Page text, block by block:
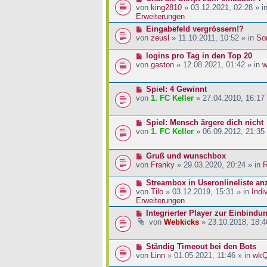
a
g
i
t
r
a
g
r
B
e
t
r
a
g
e
u
e
B
e
t
a
g
von king2810 » 03.12.2021, 02:28 » in
Erweiterungen
N
e
e
r
e
t
a
g
Eingabefeld vergrössern!?
von zeusl » 11.10.2011, 10:52 » in
N
e
e
B
i
r
g
logins pro Tag in den Top 20
von gaston » 12.08.2021, 01:42 » in
N
e
e
B
i
r
a
g
Spiel: 4 Gewinnt
von 1. FC Keller » 27.04.2010, 16:17
N
e
e
B
e
t
r
a
g
Spiel: Mensch ärgere dich nicht
von 1. FC Keller » 06.09.2012, 21:35
N
e
e
r
B
e
t
a
g
Gruß und wunschbox
von Franky » 29.03.2020, 20:24 » in
N
e
u
e
B
t
Streambox in Useronlineliste
von Tilo » 03.12.2019, 15:31 » in
Erweiterungen
N
e
e
B
Integrierter Player zur
von Webkicks » 23.10.2018,
N
e
Ständig Timeout bei den Bots
von Linn » 01.05.2021, 11:46 » in